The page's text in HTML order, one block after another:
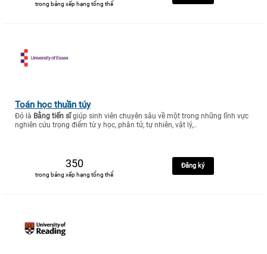
trong bảng xếp hạng tổng thể
Toán học thuần túy
Đó là Bằng tiến sĩgiúp sinh viên chuyên sâu về một trong những lĩnh vực
nghiên cứu trọng điểm từ y học, phân tử, tự nhiên, vật lý,..
350
trong bảng xếp hạng tổng thể
Đăng ký